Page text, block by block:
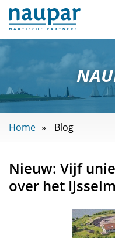
Home Blog
Nieuw: Vijf
over het